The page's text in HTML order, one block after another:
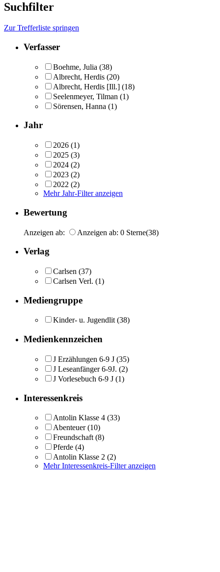
Suchfilter
Zur Trefferliste springen
Verfasser
Boehme, Julia (38)
Albrecht, Herdis (20)
Albrecht, Herdis [Ill.] (18)
Seelenmeyer, Tilman (1)
Sörensen, Hanna (1)
Jahr
2026 (1)
2025 (3)
2024 (2)
2023 (2)
2022 (2)
Mehr Jahr-Filter anzeigen
Bewertung
Anzeigen ab: Anzeigen ab: 0 Sterne(38)
Verlag
Carlsen (37)
Carlsen Verl. (1)
Mediengruppe
Kinder- u. Jugendlit (38)
Medienkennzeichen
J Erzählungen 6-9 J (35)
J Leseanfänger 6-9J. (2)
J Vorlesebuch 6-9 J (1)
Interessenkreis
Antolin Klasse 4 (33)
Abenteuer (10)
Freundschaft (8)
Pferde (4)
Antolin Klasse 2 (2)
Mehr Interessenkreis-Filter anzeigen